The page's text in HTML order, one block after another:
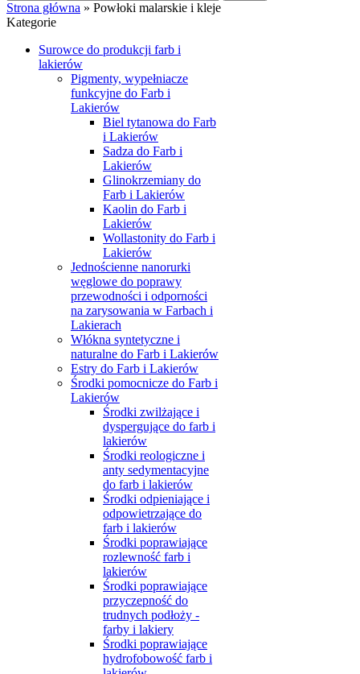
Strona główna » Powłoki malarskie i kleje
Kategorie
Surowce do produkcji farb i
lakierów
Pigmenty, wypełniacze
funkcyjne do Farb i
Lakierów
Biel tytanowa do Farb
i Lakierów
Sadza do Farb i
Lakierów
Glinokrzemiany do
Farb i Lakierów
Kaolin do Farb i
Lakierów
Wollastonity do Farb i
Lakierów
Jednościenne nanorurki
węglowe do poprawy
przewodności i odporności
na zarysowania w Farbach i
Lakierach
Włókna syntetyczne i
naturalne do Farb i Lakierów
Estry do Farb i Lakierów
Środki pomocnicze do Farb i
Lakierów
Środki zwilżające i
dyspergujące do farb i
lakierów
Środki reologiczne i
anty sedymentacyjne
do farb i lakierów
Środki odpieniające i
odpowietrzające do
farb i lakierów
Środki poprawiające
rozlewność farb i
lakierów
Środki poprawiające
przyczepność do
trudnych podłoży -
farby i lakiery
Środki poprawiające
hydrofobowość farb i